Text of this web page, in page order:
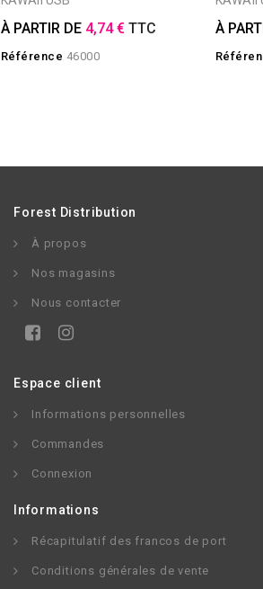
À PARTIR DE 4,74 € TTC
Référence 46000
À
Forest Distribution
À propos
Nos magasins
Nous contacter
Espace client
Informations personnelles
Commandes
Connexion
Informations
Récapitulatif des francos de port
Conditions générales de vente